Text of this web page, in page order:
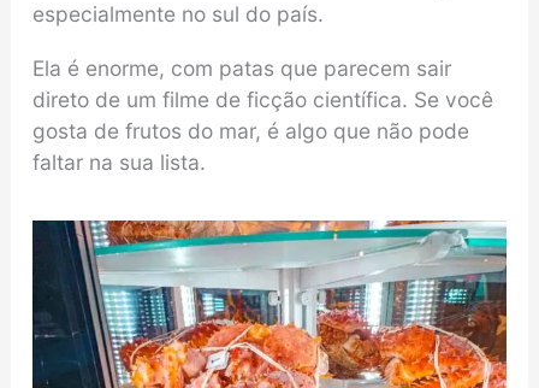
especialmente no sul do país.
Ela é enorme, com patas que parecem sair
direto de um filme de ficção científica. Se você
gosta de frutos do mar, é algo que não pode
faltar na sua lista.